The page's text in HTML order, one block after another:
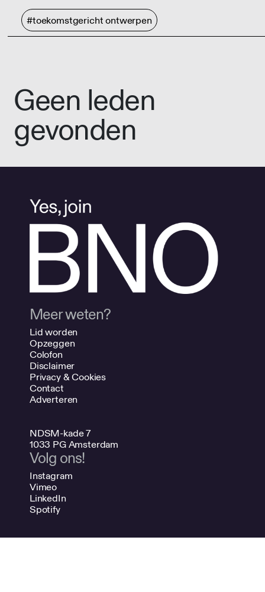
#toekomstgericht ontwerpen
Geen leden
gevonden
Meer weten?
Lid worden
Opzeggen
Colofon
Disclaimer
Privacy & Cookies
Contact
Adverteren
NDSM-kade 7
1033 PG Amsterdam
Volg ons!
Instagram
Vimeo
LinkedIn
Spotify